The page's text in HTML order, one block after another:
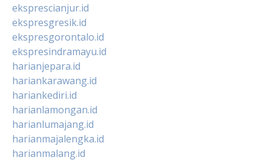
eksprescianjur.id
ekspresgresik.id
ekspresgorontalo.id
ekspresindramayu.id
harianjepara.id
hariankarawang.id
hariankediri.id
harianlamongan.id
harianlumajang.id
harianmajalengka.id
harianmalang.id